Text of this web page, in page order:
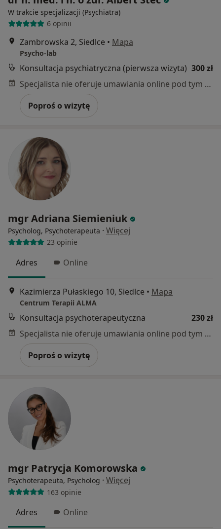
W trakcie specjalizacji (Psychiatra)
6 opinii
Zambrowska 2, Siedlce • Mapa
Psycho-lab
Konsultacja psychiatryczna (pierwsza wizyta) 300 zł
Specjalista nie oferuje umawiania online pod tym adresem.
Poproś o wizytę
mgr Adriana Siemieniuk
Psycholog, Psychoterapeuta · Więcej
23 opinie
Adres Online
Kazimierza Pułaskiego 10, Siedlce • Mapa
Centrum Terapii ALMA
Konsultacja psychoterapeutyczna
230 zł
Specjalista nie oferuje umawiania online pod tym adresem.
Poproś o wizytę
mgr Patrycja Komorowska
Psychoterapeuta, Psycholog · Więcej
163 opinie
Adres Online